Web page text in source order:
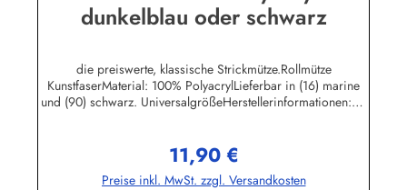
dunkelblau oder schwarz
die preiswerte, klassische Strickmütze.Rollmütze
KunstfaserMaterial: 100% PolyacrylLieferbar in (16) marine
und (90) schwarz. UniversalgrößeHerstellerinformationen:AS
Regulärer Preis:
11,90 €
Preise inkl. MwSt. zzgl. Versandkosten